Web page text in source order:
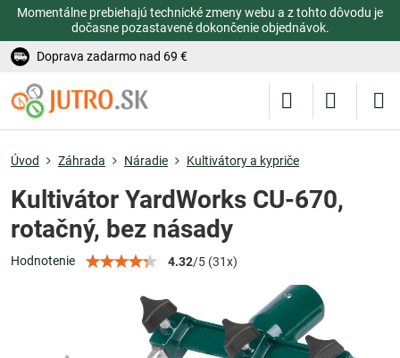
Momentálne prebiehajú technické zmeny webu a z tohto dôvodu je
dočasne pozastavené dokončenie objednávok.
Doprava zadarmo nad 69 €
Úvod Záhrada Náradie Kultivátory a kypriče
Kultivátor YardWorks CU-670,
rotačný, bez násady
Hodnotenie 4.32/5 (31x)